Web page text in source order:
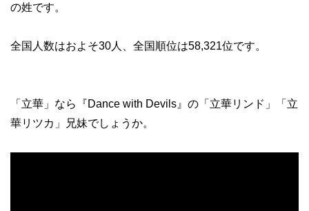
の姓です。
全国人数はおよそ30人、全国順位は58,321位です。
「立華」なら『Dance with Devils』の「立華リンド」「立
華リツカ」兄妹でしょうか。